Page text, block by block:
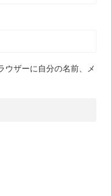
ウザーに自分の名前、メ